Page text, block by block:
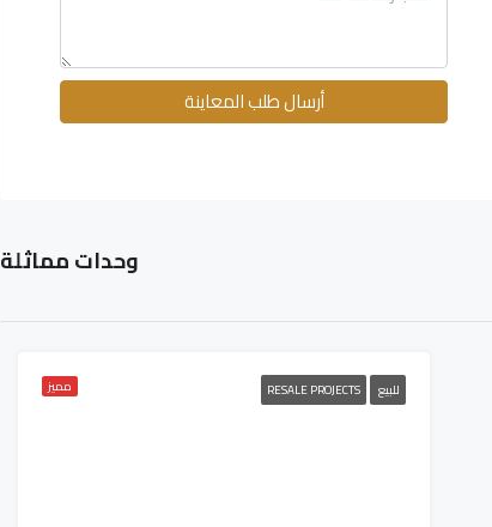
أرسال طلب المعاينة
وحدات مماثلة
مميز للبيع RESALE PROJECTS